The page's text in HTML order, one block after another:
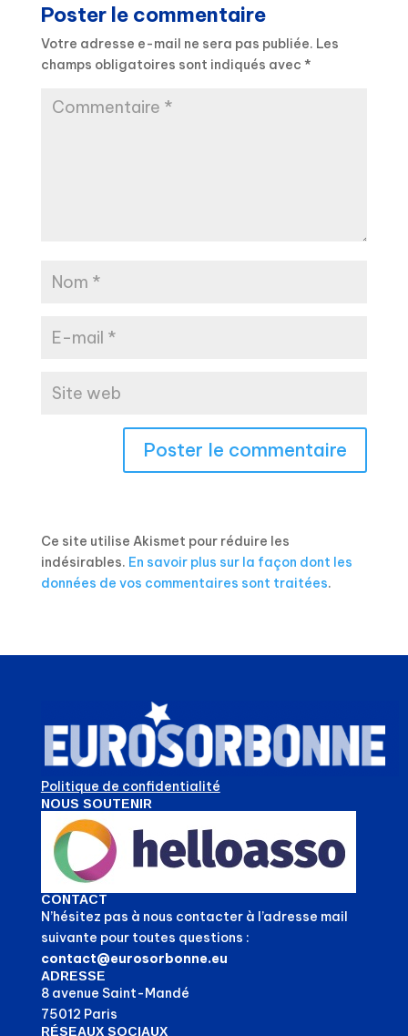
Poster le commentaire
Votre adresse e-mail ne sera pas publiée. Les
champs obligatoires sont indiqués avec *
Ce site utilise Akismet pour réduire les
indésirables. En savoir plus sur la façon dont les
données de vos commentaires sont traitées.
Politique de confidentialité
NOUS SOUTENIR
CONTACT
N’hésitez pas à nous contacter à l’adresse mail
suivante pour toutes questions :
contact@eurosorbonne.eu
ADRESSE
8 avenue Saint-Mandé
75012 Paris
RÉSEAUX SOCIAUX